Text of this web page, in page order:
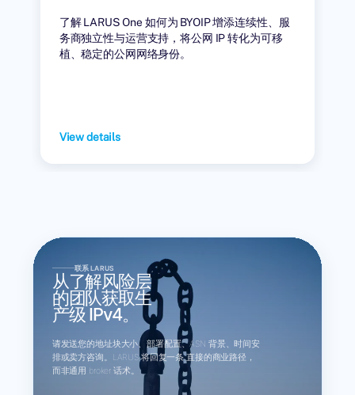
了解 LARUS One 如何为 BYOIP 增添连续性、服
务商独立性与运营支持，将公网 IP 转化为可移
植、稳定的公网网络身份。
View details
联系 LARUS
从了解风险层
的团队获取生
产级 IPv4。
请发送您的地址块大小、部署配置、ASN 背景、时间安
排或卖方咨询。LARUS 将回复一条 直接的商业路径，
而非通用 broker 话术。